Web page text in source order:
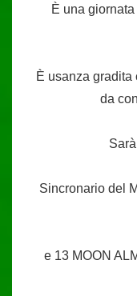
È una
È usanza
da
Sincronario del
e 13 MOON